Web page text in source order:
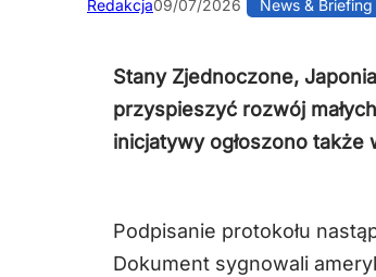
Redakcja09/07/2026 News & Briefing
Stany Zjednoczone,
przyspieszyć rozwój
inicjatywy ogłoszono także
Podpisanie protokołu
Dokument sygnowali